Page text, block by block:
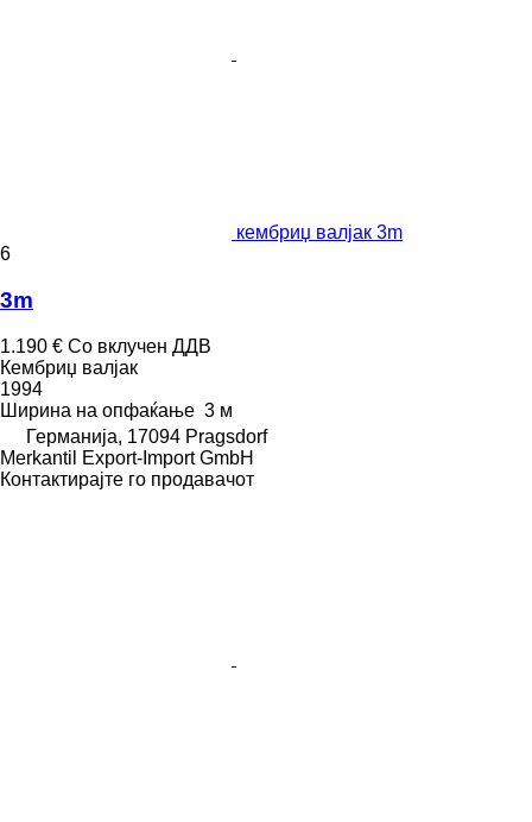
кембриџ валјак 3m
6
3m
1.190 € Со вклучен ДДВ
Кембриџ валјак
1994
Ширина на опфаќање 3 м
Германија, 17094 Pragsdorf
Merkantil Export-Import GmbH
Контактирајте го продавачот